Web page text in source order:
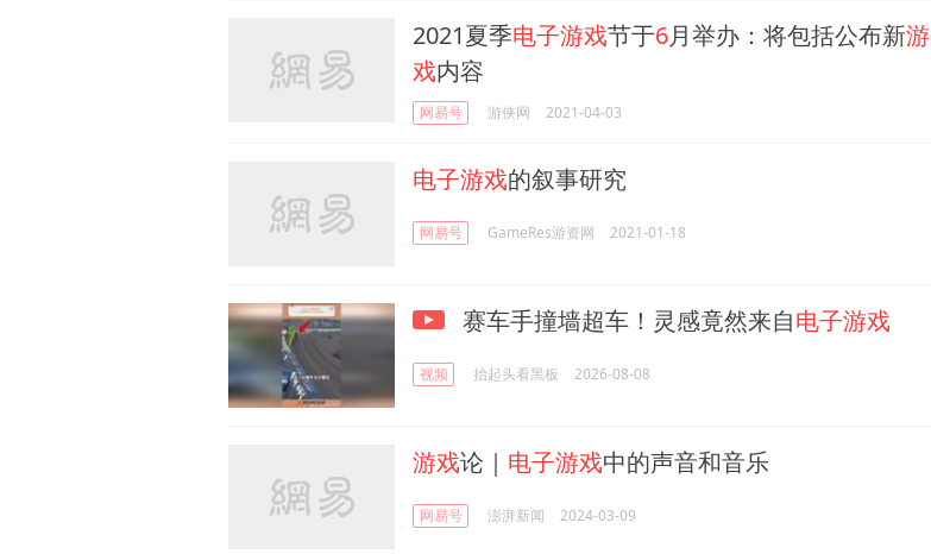
2021夏季电子游戏节于6月举办：将包括公布新游
戏内容
网易号 游侠网 2021-04-03
电子游戏的叙事研究
网易号 GameRes游资网 2021-01-18
赛车手撞墙超车！灵感竟然来自电子游戏
视频 抬起头看黑板 2026-08-08
游戏论｜ 电子游戏中的声音和音乐
网易号 澎湃新闻 2024-03-09